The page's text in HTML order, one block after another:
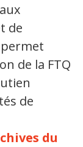
de
de la FTQ
de
du